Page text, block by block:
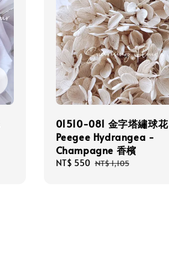
01510-081 金字塔繡球花
Peegee Hydrangea -
Champagne 香檳
Sale
NT$ 550 Regular
NT$ 1,105